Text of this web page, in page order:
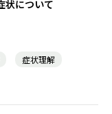
状について
症状理解